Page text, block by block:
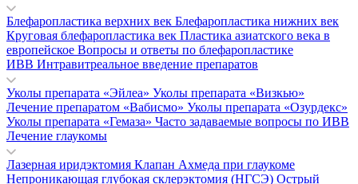
Блефаропластика верхних век Блефаропластика нижних век
Круговая блефаропластика век Пластика азиатского века в
европейское Вопросы и ответы по блефаропластике
ИВВ Интравитреальное введение препаратов
Уколы препарата «Эйлеа» Уколы препарата «Визкью»
Лечение препаратом «Вабисмо» Уколы препарата «Озурдекс»
Уколы препарата «Гемаза» Часто задаваемые вопросы по ИВВ
Лечение глаукомы
Лазерная иридэктомия Клапан Ахмеда при глаукоме
Непроникающая глубокая склерэктомия (НГСЭ) Острый